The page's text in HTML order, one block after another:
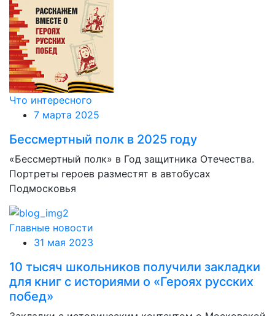
Что интересного
7 марта 2025
Бессмертный полк в 2025 году
«Бессмертный полк» в Год защитника Отечества.
Портреты героев разместят в автобусах
Подмосковья
Главные новости
31 мая 2023
10 тысяч школьников получили закладки
для книг с историями о «Героях русских
побед»